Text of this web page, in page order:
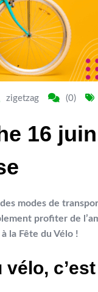
zigetzag (0)
16
modes de
profiter de
à la Fête du Vélo !
vélo,